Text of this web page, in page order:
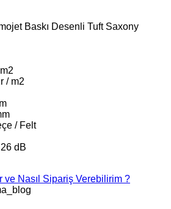
Baskı Desenli Tuft Saxony
/ m2
/ Felt
dB
ve Nasıl Sipariş Verebilirim ?